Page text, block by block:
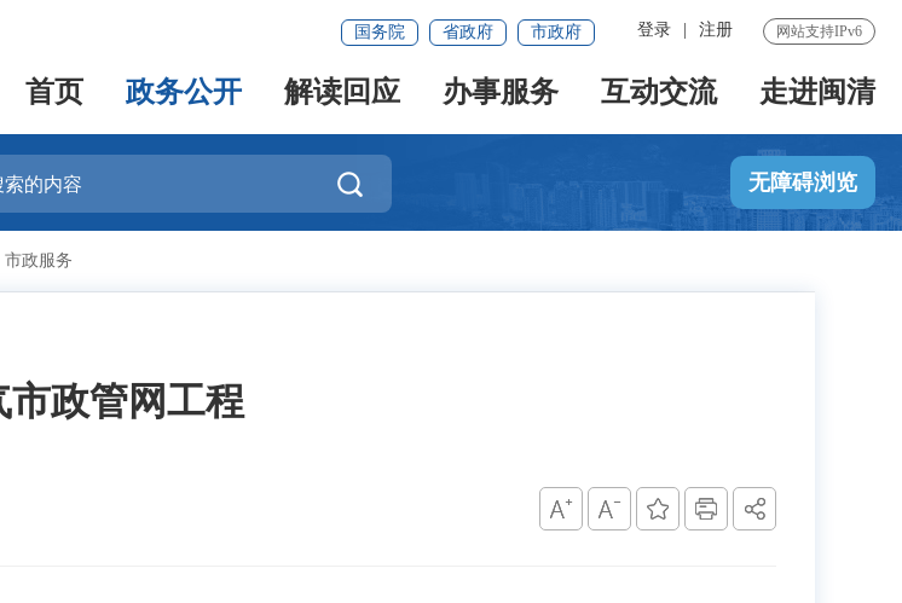
网站支持IPv6
登录 注册
国务院 省政府 市政府
首页 政务公开 解读回应 办事服务 互动交流 走进闽清
 无障碍浏览
市政服务
市政管网工程